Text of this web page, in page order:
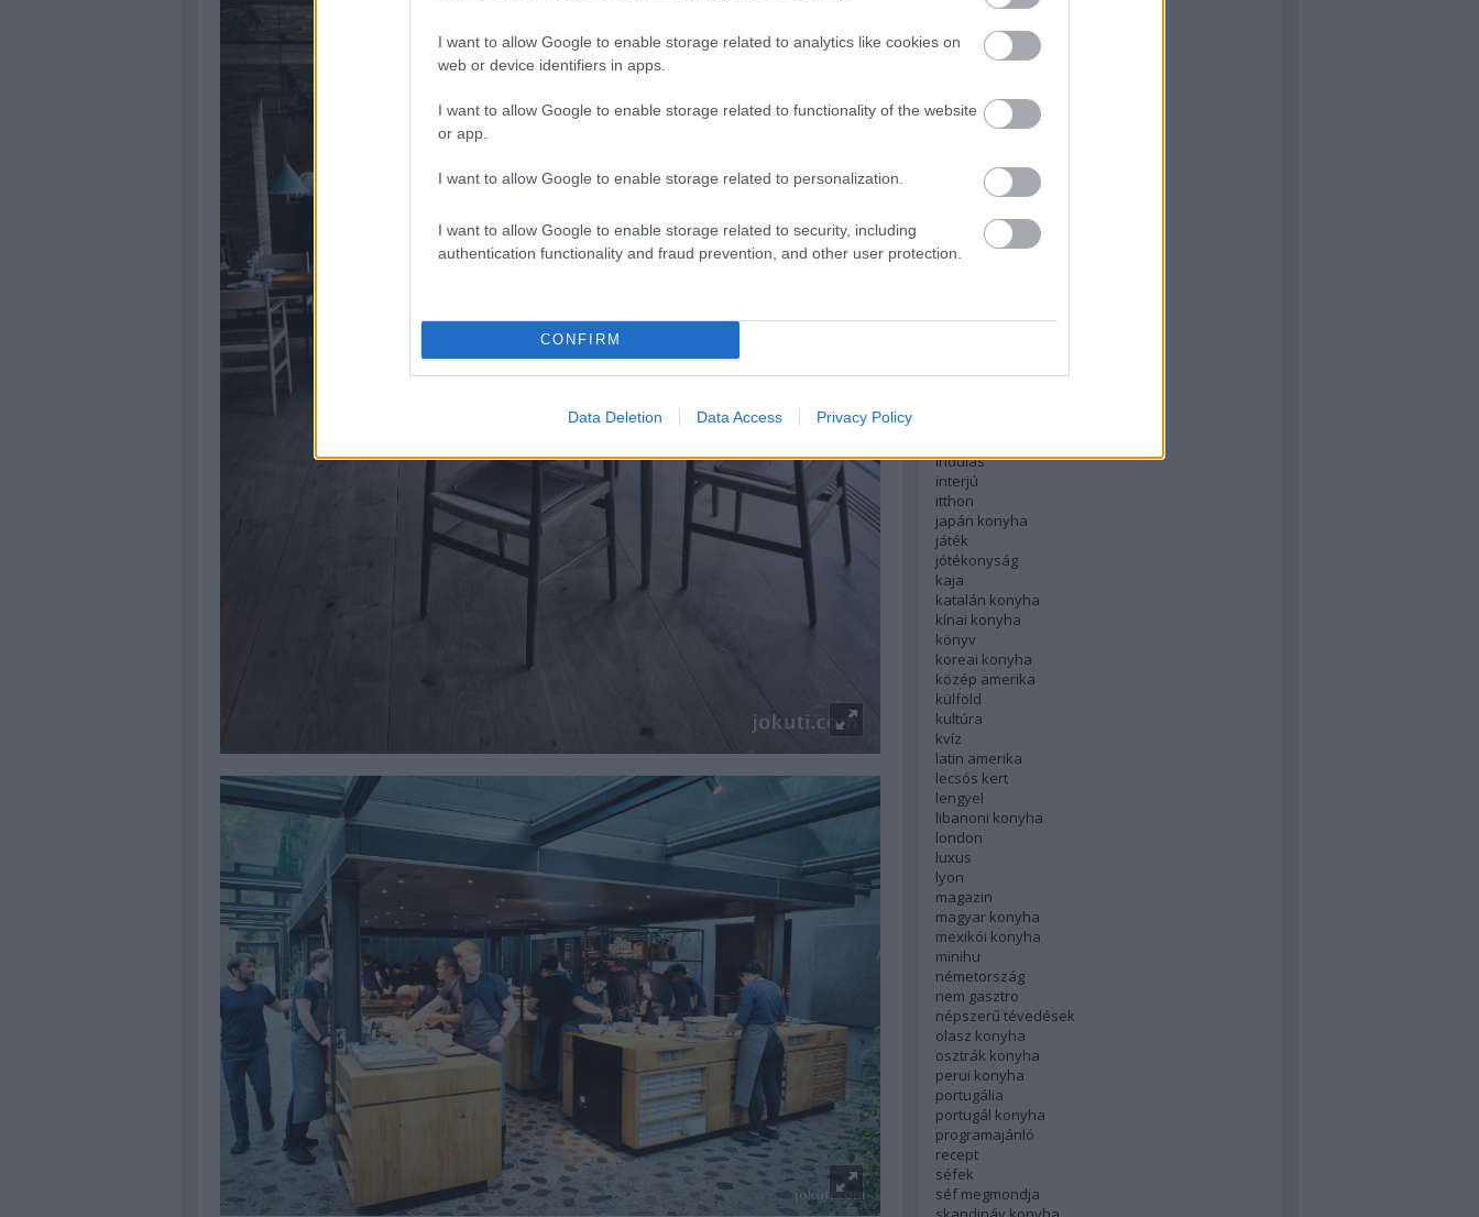
I want to allow Google to enable storage related to analytics like cookies on
web or device identifiers in apps.
I want to allow Google to enable storage related to functionality of the website
or app.
I want to allow Google to enable storage related to personalization.
I want to allow Google to enable storage related to security, including
authentication functionality and fraud prevention, and other user protection.
CONFIRM
Data Deletion Data Access Privacy Policy
baszk konyha
belgium
bocusedor
bocuse dor
dél amerika
English
északi konyha
francia konyha
holland konyha
indulás
interjú
itthon
japán konyha
játék
jótékonyság
kaja
katalán konyha
kínai konyha
könyv
koreai konyha
közép amerika
külföld
kultúra
kvíz
latin amerika
lecsós kert
lengyel
libanoni konyha
london
luxus
lyon
magazin
magyar konyha
mexikói konyha
minihu
németország
nem gasztro
népszerű tévedések
olasz konyha
osztrák konyha
perui konyha
portugália
portugál konyha
programajánló
recept
séfek
séf megmondja